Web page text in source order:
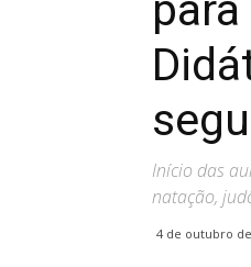
Início das
natação,
4 de outubro